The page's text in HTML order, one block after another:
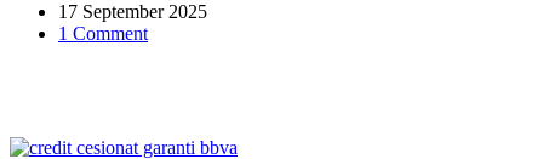
nu
am
17 September 2025
1 Comment